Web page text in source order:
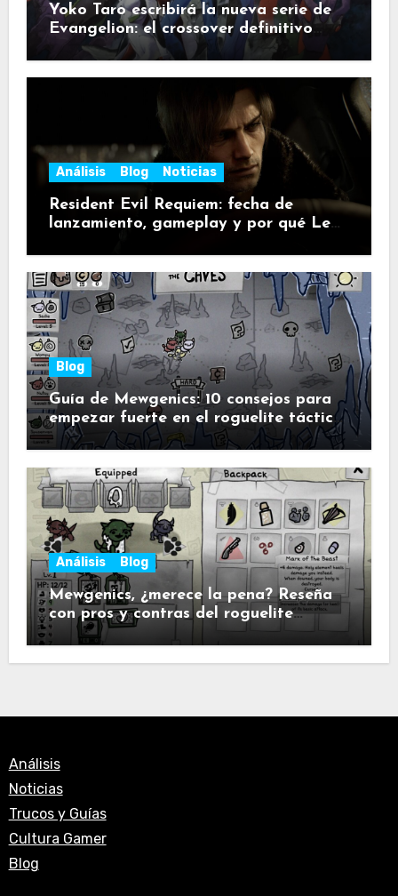
Yoko Taro escribirá la nueva serie de
Evangelion: el crossover definitivo
para fans de NieR
Análisis Blog Noticias
Resident Evil Requiem: fecha de
lanzamiento, gameplay y por qué Leon
pánico
Blog
Guía de Mewgenics: 10 consejos para
empezar fuerte en el roguelite táctico
de gatos
Análisis Blog
Mewgenics, ¿merece la pena? Reseña
con pros y contras del roguelite
táctico de gatos
Análisis
Noticias
Trucos y Guías
Cultura Gamer
Blog